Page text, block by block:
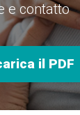
e contatto
il PDF